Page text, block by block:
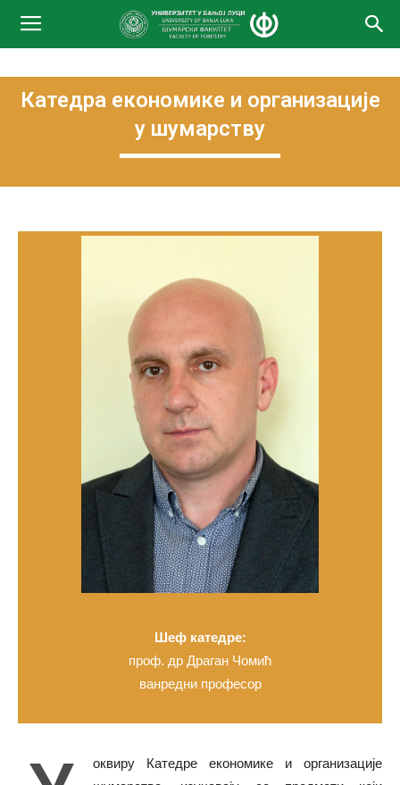
Катедра економикe и организацијe
у шумарству
Шеф катедре:
проф. др Драган Чомић
ванредни професор
оквиру Катедре економике и организације